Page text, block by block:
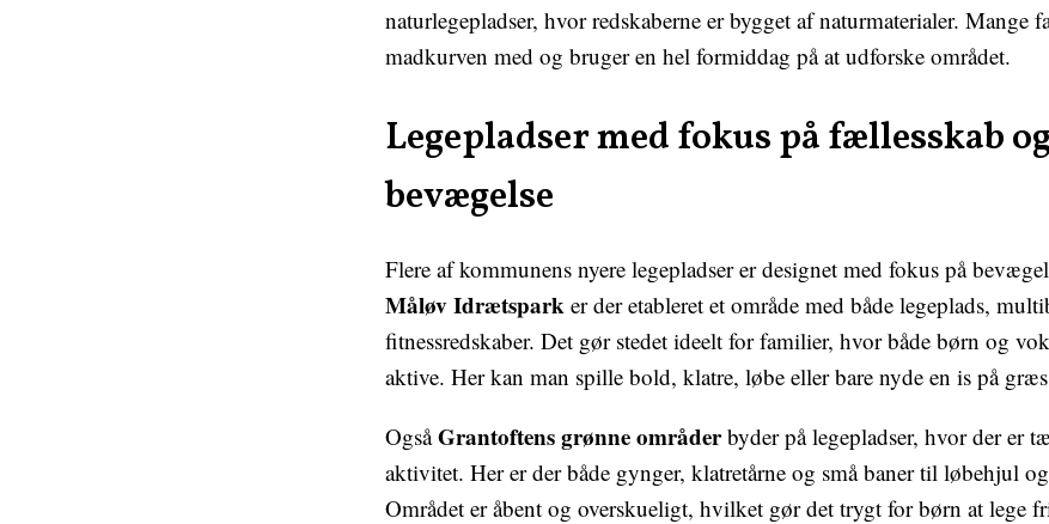
naturlegepladser, hvor redskaberne er bygget af naturmaterialer. Mange
madkurven med og bruger en hel formiddag på at udforske området.
Legepladser med fokus på fællesskab
bevægelse
Flere af kommunens nyere legepladser er designet med fokus på
Måløv Idrætspark er der etableret et område med både legeplads,
fitnessredskaber. Det gør stedet ideelt for familier, hvor både børn og
aktive. Her kan man spille bold, klatre, løbe eller bare nyde en is på
OgsåGrantoftens grønne områderbyder på legepladser, hvor der er
aktivitet. Her er der både gynger, klatretårne og små baner til løbehjul
Området er åbent og overskueligt, hvilket gør det trygt for børn at lege